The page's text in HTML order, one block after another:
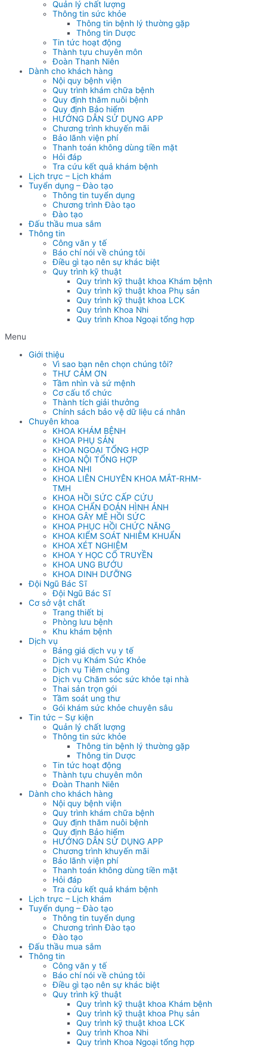
Quản lý chất lượng
Thông tin sức khỏe
Thông tin bệnh lý thường gặp
Thông tin Dược
Tin tức hoạt động
Thành tựu chuyên môn
Đoàn Thanh Niên
Dành cho khách hàng
Nội quy bệnh viện
Quy trình khám chữa bệnh
Quy định thăm nuôi bệnh
Quy định Bảo hiểm
HƯỚNG DẪN SỬ DỤNG APP
Chương trình khuyến mãi
Bảo lãnh viện phí
Thanh toán không dùng tiền mặt
Hỏi đáp
Tra cứu kết quả khám bệnh
Lịch trực – Lịch khám
Tuyển dụng – Đào tạo
Thông tin tuyển dụng
Chương trình Đào tạo
Đào tạo
Đấu thầu mua sắm
Thông tin
Công văn y tế
Báo chí nói về chúng tôi
Điều gì tạo nên sự khác biệt
Quy trình kỹ thuật
Quy trình kỹ thuật khoa Khám bệnh
Quy trình kỹ thuật khoa Phụ sản
Quy trình kỹ thuật khoa LCK
Quy trình Khoa Nhi
Quy trình Khoa Ngoại tổng hợp
Menu
Giới thiệu
Vì sao bạn nên chọn chúng tôi?
THƯ CẢM ƠN
Tầm nhìn và sứ mệnh
Cơ cấu tổ chức
Thành tích giải thưởng
Chính sách bảo vệ dữ liệu cá nhân
Chuyên khoa
KHOA KHÁM BỆNH
KHOA PHỤ SẢN
KHOA NGOẠI TỔNG HỢP
KHOA NỘI TỔNG HỢP
KHOA NHI
KHOA LIÊN CHUYÊN KHOA MẮT-RHM-
TMH
KHOA HỒI SỨC CẤP CỨU
KHOA CHẨN ĐOÁN HÌNH ẢNH
KHOA GÂY MÊ HỒI SỨC
KHOA PHỤC HỒI CHỨC NĂNG
KHOA KIỂM SOÁT NHIỄM KHUẨN
KHOA XÉT NGHIỆM
KHOA Y HỌC CỔ TRUYỀN
KHOA UNG BƯỚU
KHOA DINH DƯỠNG
Đội Ngũ Bác Sĩ
Đội Ngũ Bác Sĩ
Cơ sở vật chất
Trang thiết bị
Phòng lưu bệnh
Khu khám bệnh
Dịch vụ
Bảng giá dịch vụ y tế
Dịch vụ Khám Sức Khỏe
Dịch vụ Tiêm chủng
Dịch vụ Chăm sóc sức khỏe tại nhà
Thai sản trọn gói
Tầm soát ung thư
Gói khám sức khỏe chuyên sâu
Tin tức – Sự kiện
Quản lý chất lượng
Thông tin sức khỏe
Thông tin bệnh lý thường gặp
Thông tin Dược
Tin tức hoạt động
Thành tựu chuyên môn
Đoàn Thanh Niên
Dành cho khách hàng
Nội quy bệnh viện
Quy trình khám chữa bệnh
Quy định thăm nuôi bệnh
Quy định Bảo hiểm
HƯỚNG DẪN SỬ DỤNG APP
Chương trình khuyến mãi
Bảo lãnh viện phí
Thanh toán không dùng tiền mặt
Hỏi đáp
Tra cứu kết quả khám bệnh
Lịch trực – Lịch khám
Tuyển dụng – Đào tạo
Thông tin tuyển dụng
Chương trình Đào tạo
Đào tạo
Đấu thầu mua sắm
Thông tin
Công văn y tế
Báo chí nói về chúng tôi
Điều gì tạo nên sự khác biệt
Quy trình kỹ thuật
Quy trình kỹ thuật khoa Khám bệnh
Quy trình kỹ thuật khoa Phụ sản
Quy trình kỹ thuật khoa LCK
Quy trình Khoa Nhi
Quy trình Khoa Ngoại tổng hợp